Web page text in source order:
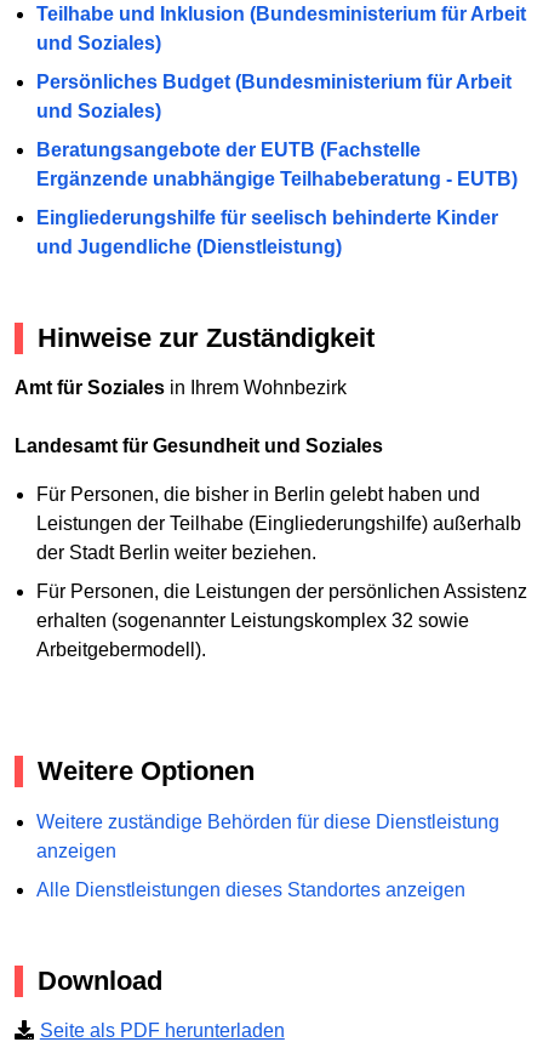
Teilhabe und Inklusion (Bundesministerium für Arbeit
und Soziales)
Persönliches Budget (Bundesministerium für Arbeit
und Soziales)
Beratungsangebote der EUTB (Fachstelle
Ergänzende unabhängige Teilhabeberatung - EUTB)
Eingliederungshilfe für seelisch behinderte Kinder
und Jugendliche (Dienstleistung)
Hinweise zur Zuständigkeit
Amt für Soziales in Ihrem Wohnbezirk
Landesamt für Gesundheit und Soziales
Für Personen, die bisher in Berlin gelebt haben und
Leistungen der Teilhabe (Eingliederungshilfe) außerhalb
der Stadt Berlin weiter beziehen.
Für Personen, die Leistungen der persönlichen Assistenz
erhalten (sogenannter Leistungskomplex 32 sowie
Arbeitgebermodell).
Weitere Optionen
Weitere zuständige Behörden für diese Dienstleistung
anzeigen
Alle Dienstleistungen dieses Standortes anzeigen
Download
Seite als PDF herunterladen